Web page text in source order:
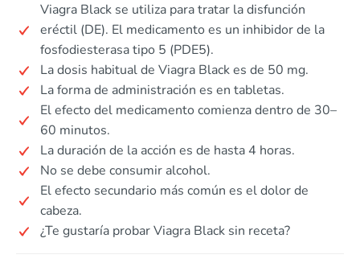
Viagra Black se utiliza para tratar la disfunción
eréctil (DE). El medicamento es un inhibidor de la
fosfodiesterasa tipo 5 (PDE5).
La dosis habitual de Viagra Black es de 50 mg.
La forma de administración es en tabletas.
El efecto del medicamento comienza dentro de 30–
60 minutos.
La duración de la acción es de hasta 4 horas.
No se debe consumir alcohol.
El efecto secundario más común es el dolor de
cabeza.
¿Te gustaría probar Viagra Black sin receta?